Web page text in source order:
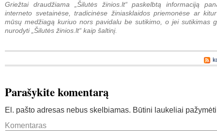
Griežtai draudžiama „Šilutės žinios.lt“ paskelbtą informaciją
interneto svetainėse, tradicinėse žiniasklaidos priemonėse ar
mūsų medžiagą kuriuo nors pavidalu be sutikimo, o jei sutikimas
nurodyti „Šilutės žinios.lt“ kaip šaltinį.
Parašykite komentarą
El. pašto adresas nebus skelbiamas. Būtini laukeliai
Komentaras